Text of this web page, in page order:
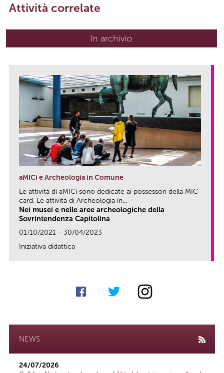
Attività correlate
In archivio
aMICi e Archeologia in Comune
Le attività di aMICi sono dedicate ai possessori della MIC
card. Le attività di Archeologia in...
Nei musei e nelle aree archeologiche della
Sovrintendenza Capitolina
01/10/2021 - 30/04/2023
Iniziativa didattica
NEWS
24/07/2026